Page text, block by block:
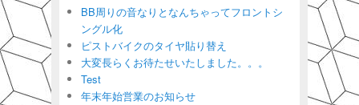
BB周りの音なりとなんちゃってフロントシ
ングル化
ピストバイクのタイヤ貼り替え
大変長らくお待たせいたしました。。。
Test
年末年始営業のお知らせ